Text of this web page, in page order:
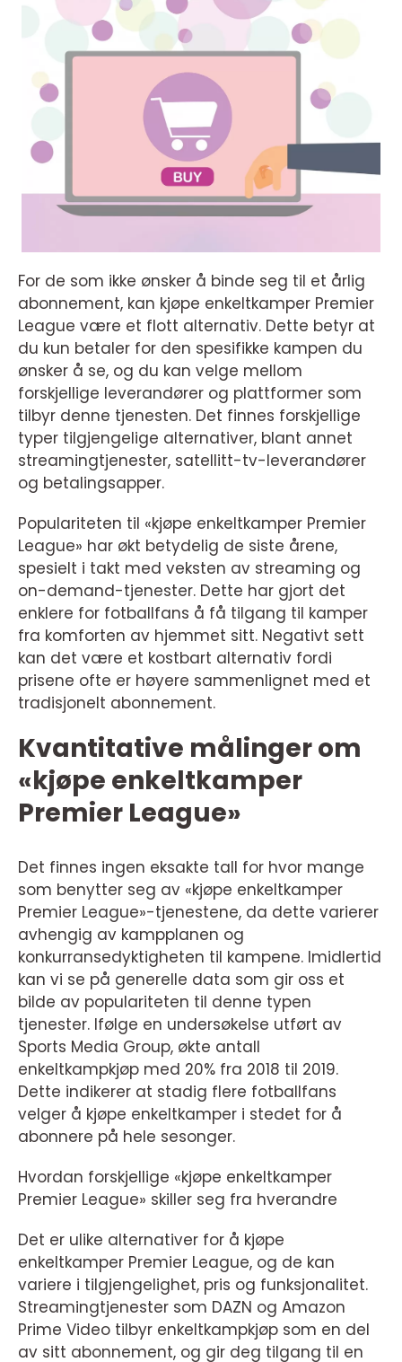
For de som ikke ønsker å binde seg til et årlig
abonnement, kan kjøpe enkeltkamper Premier
League være et flott alternativ. Dette betyr at
du kun betaler for den spesifikke kampen du
ønsker å se, og du kan velge mellom
forskjellige leverandører og plattformer som
tilbyr denne tjenesten. Det finnes forskjellige
typer tilgjengelige alternativer, blant annet
streamingtjenester, satellitt-tv-leverandører
og betalingsapper.
Populariteten til «kjøpe enkeltkamper Premier
League» har økt betydelig de siste årene,
spesielt i takt med veksten av streaming og
on-demand-tjenester. Dette har gjort det
enklere for fotballfans å få tilgang til kamper
fra komforten av hjemmet sitt. Negativt sett
kan det være et kostbart alternativ fordi
prisene ofte er høyere sammenlignet med et
tradisjonelt abonnement.
Kvantitative målinger om
«kjøpe enkeltkamper
Premier League»
Det finnes ingen eksakte tall for hvor mange
som benytter seg av «kjøpe enkeltkamper
Premier League»-tjenestene, da dette varierer
avhengig av kampplanen og
konkurransedyktigheten til kampene. Imidlertid
kan vi se på generelle data som gir oss et
bilde av populariteten til denne typen
tjenester. Ifølge en undersøkelse utført av
Sports Media Group, økte antall
enkeltkampkjøp med 20% fra 2018 til 2019.
Dette indikerer at stadig flere fotballfans
velger å kjøpe enkeltkamper i stedet for å
abonnere på hele sesonger.
Hvordan forskjellige «kjøpe enkeltkamper
Premier League» skiller seg fra hverandre
Det er ulike alternativer for å kjøpe
enkeltkamper Premier League, og de kan
variere i tilgjengelighet, pris og funksjonalitet.
Streamingtjenester som DAZN og Amazon
Prime Video tilbyr enkeltkampkjøp som en del
av sitt abonnement, og gir deg tilgang til en